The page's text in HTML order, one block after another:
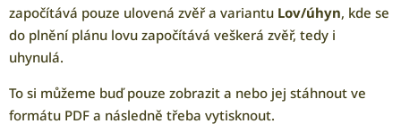
započítává pouze ulovená zvěř a variantu Lov/úhyn, kde se
do plnění plánu lovu započítává veškerá zvěř, tedy i
uhynulá.
To si můžeme buď pouze zobrazit a nebo jej stáhnout ve
formátu PDF a následně třeba vytisknout.